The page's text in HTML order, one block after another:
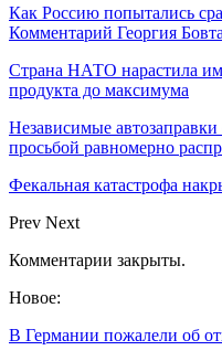
Как Россию попытались
Комментарий Георгия Бовта
Страна НАТО нарастила
продукта до максимума
Независимые
просьбой равномерно
Фекальная катастрофа
Prev Next
Комментарии закрыты.
Новое:
В Германии пожалели об